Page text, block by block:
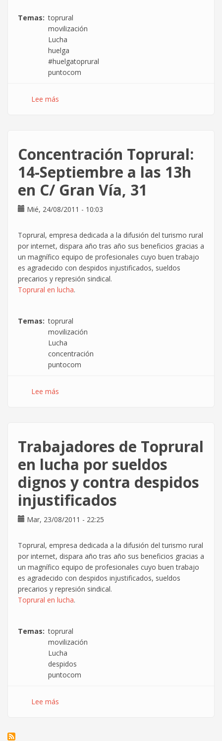
Temas
toprural
movilización
Lucha
huelga
#huelgatoprural
puntocom
Lee más
Toprural
para
los
días
25
y
octubre
#huelgatoprural
Concentración Toprural:
14-Septiembre a las 13h
en C/ Gran Vía, 31
Mié, 24/08/2011 - 10:03
Toprural, empresa dedicada a la difusión del turismo rural
por internet, dispara año tras año sus beneficios gracias a
un magnífico equipo de profesionales cuyo buen trabajo
es agradecido con despidos injustificados, sueldos
precarios y represión sindical.
Toprural en lucha.
Temas
toprural
movilización
Lucha
concentración
puntocom
Lee más
a
las
13h
en
C/
Gran
31
Trabajadores de Toprural
en lucha por sueldos
dignos y contra despidos
injustificados
Mar, 23/08/2011 - 22:25
Toprural, empresa dedicada a la difusión del turismo rural
por internet, dispara año tras año sus beneficios gracias a
un magnífico equipo de profesionales cuyo buen trabajo
es agradecido con despidos injustificados, sueldos
precarios y represión sindical.
Toprural en lucha.
Temas
toprural
movilización
Lucha
despidos
puntocom
Lee más